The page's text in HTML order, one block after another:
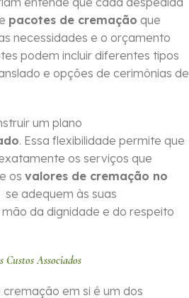
pacotes de cremação que
necessidades e o orçamento
podem incluir diferentes tipos
e opções de cerimônias de
um plano
. Essa flexibilidade permite que
os serviços que
os valores de cremação no
se adequem às suas
da dignidade e do respeito
Custos Associados
em si é um dos